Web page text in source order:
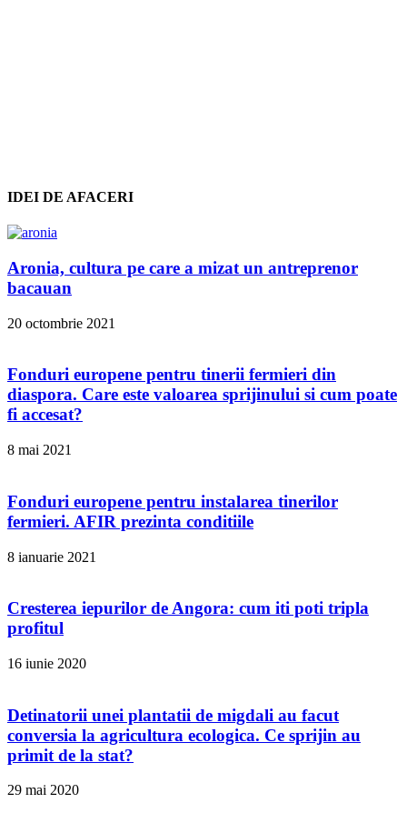
IDEI DE AFACERI
Aronia, cultura pe care a mizat un antreprenor
bacauan
20 octombrie 2021
Fonduri europene pentru tinerii fermieri din
diaspora. Care este valoarea sprijinului si cum poate
fi accesat?
8 mai 2021
Fonduri europene pentru instalarea tinerilor
fermieri. AFIR prezinta conditiile
8 ianuarie 2021
Cresterea iepurilor de Angora: cum iti poti tripla
profitul
16 iunie 2020
Detinatorii unei plantatii de migdali au facut
conversia la agricultura ecologica. Ce sprijin au
primit de la stat?
29 mai 2020